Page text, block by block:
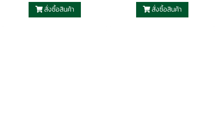
สั่งซื้อสินค้า สั่งซื้อสินค้า